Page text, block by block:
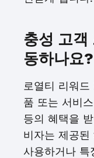
충성 고객
동하나요?
로열티 리워
품 또는 서비
등의 혜택을
비자는 제공
사용하거나